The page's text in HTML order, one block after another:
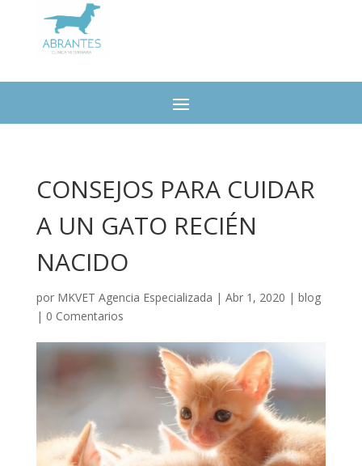
CONSEJOS PARA CUIDAR
A UN GATO RECIÉN
NACIDO
por MKVET Agencia Especializada | Abr 1, 2020 | blog
| 0 Comentarios